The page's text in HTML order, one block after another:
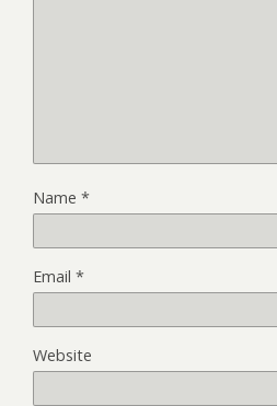
Name *
Email *
Website